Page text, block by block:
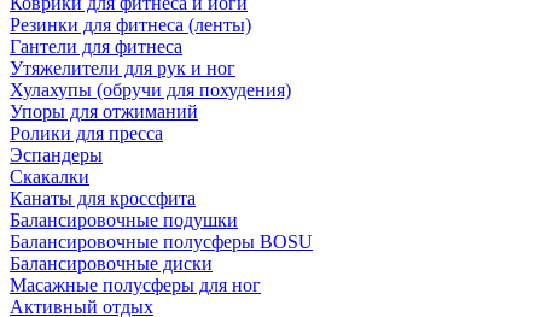
Резинки для фитнеса (ленты)
Гантели для фитнеса
Утяжелители для рук и ног
Хулахупы (обручи для похудения)
Упоры для отжиманий
Ролики для пресса
Эспандеры
Скакалки
Канаты для кроссфита
Балансировочные подушки
Балансировочные полусферы BOSU
Балансировочные диски
Масажные полусферы для ног
Активный отдых